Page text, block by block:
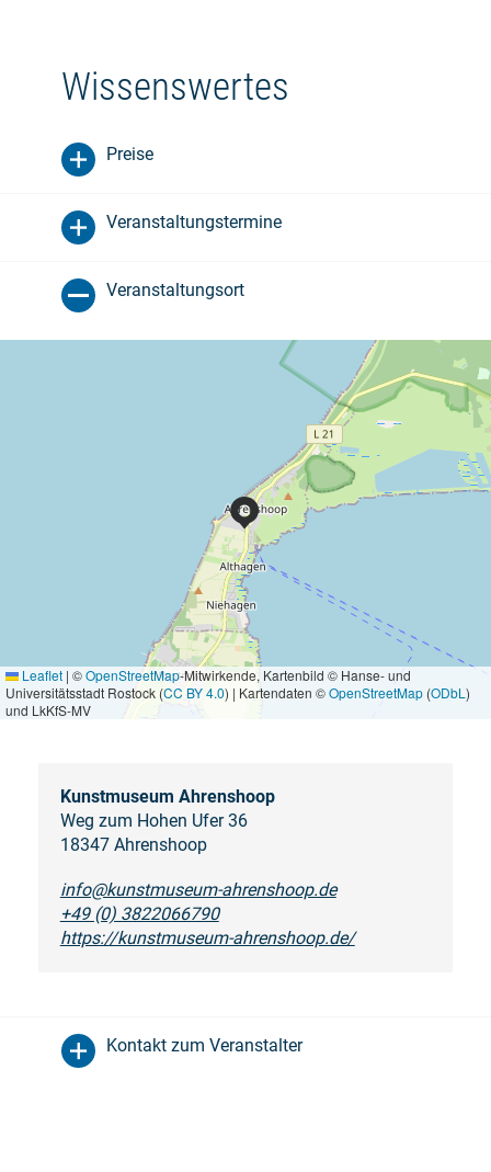
Wissenswertes
Preise
Veranstaltungstermine
Veranstaltungsort
Leaflet | ©OpenStreetMap-Mitwirkende, Kartenbild © Hanse- und
Universitätsstadt Rostock (CC BY 4.0) | Kartendaten ©OpenStreetMap (ODbL )
und LkKfS-MV
Kunstmuseum Ahrenshoop
Weg zum Hohen Ufer 36
18347 Ahrenshoop
info@kunstmuseum-ahrenshoop.de
+49 (0) 3822066790
https://kunstmuseum-ahrenshoop.de/
Kontakt zum Veranstalter